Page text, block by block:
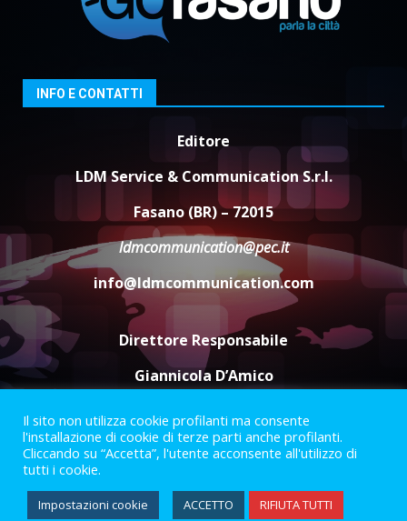
3
Cura dei beni comuni e
cittadinanza attiva: online
Laureto
La magia del Minareto e la prima
Belvedere. Il rapimento”
6 Agosto 2026 06:15
Serie D, l’Us Fasano è escluso
dal campionato
5 Agosto 2026 17:30
INFO E CONTATTI
Editore
LDM Service & Communication S.r.l.
Fasano (BR) – 72015
ldmcommunication@pec.it
info@ldmcommunication.com
Direttore Responsabile
Giannicola D’Amico
Termini e Condizioni
Privacy Policy
Informazioni Legali
Facebook
Instagram
Youtube
Il sito non utilizza cookie profilanti ma consente
l'installazione di cookie di terze parti anche profilanti.
Cliccando su “Accetta”, l'utente acconsente all'utilizzo di
tutti i cookie.
Impostazioni cookie ACCETTO RIFIUTA TUTTI